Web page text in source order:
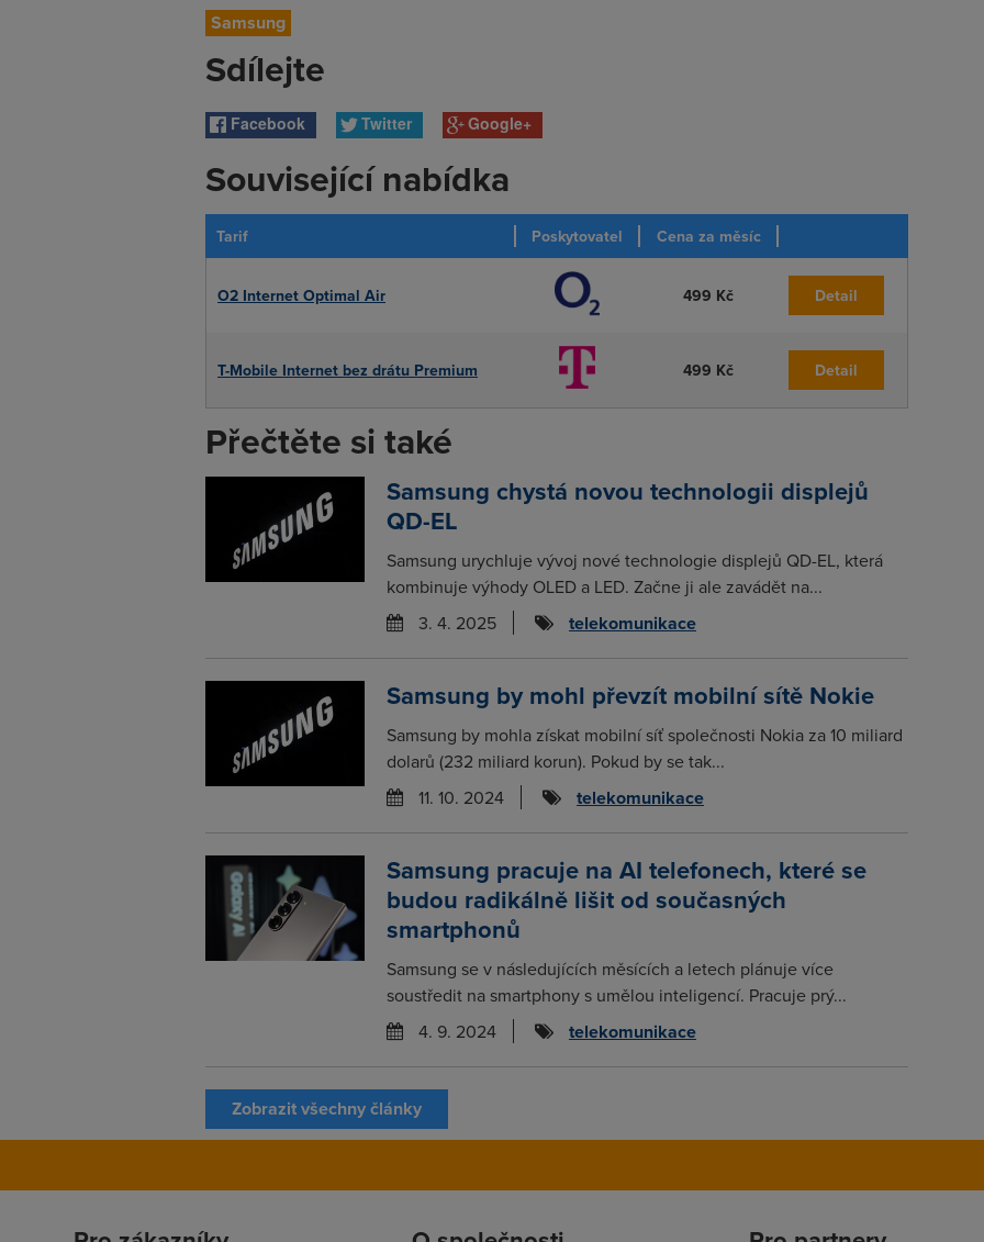
Samsung
Sdílejte
Facebook Twitter Google+
Související nabídka
Tarif Poskytovatel Cena za měsíc
O2 Internet Optimal Air 499 Kč Detail
T-Mobile Internet bez drátu Premium 499 Kč Detail
Přečtěte si také
Samsung chystá novou technologii displejů
QD-EL
Samsung urychluje vývoj nové technologie displejů QD-EL, která
kombinuje výhody OLED a LED. Začne ji ale zavádět na...
3. 4. 2025
telekomunikace
Samsung by mohl převzít mobilní sítě Nokie
Samsung by mohla získat mobilní síť společnosti Nokia za 10 miliard
dolarů (232 miliard korun). Pokud by se tak...
11. 10. 2024
telekomunikace
Samsung pracuje na AI telefonech, které se
budou radikálně lišit od současných
smartphonů
Samsung se v následujících měsících a letech plánuje více
soustředit na smartphony s umělou inteligencí. Pracuje prý...
4. 9. 2024
telekomunikace
Zobrazit všechny články